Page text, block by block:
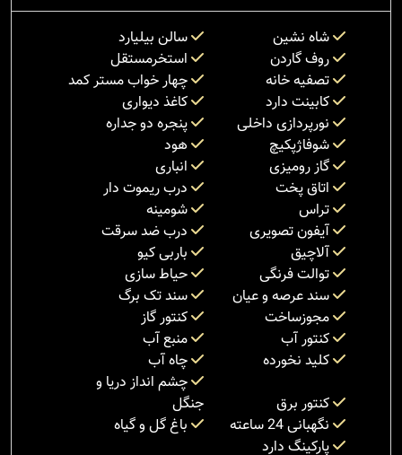
شاه نشین
سالن بیلیارد
روف گاردن
استخرمستقل
تصفیه خانه
چهار خواب مستر کمد
کابینت دارد
کاغذ دیواری
نورپردازی داخلی
پنجره دو جداره
شوفاژپکیچ
هود
گاز رومیزی
انباری
اتاق پخت
درب ریموت دار
تراس
شومینه
آیفون تصویری
درب ضد سرقت
آلاچیق
باربی کیو
توالت فرنگی
حیاط سازی
سند عرصه و عیان
سند تک برگ
مجوزساخت
کنتور گاز
کنتور آب
منبع آب
کلید نخورده
چاه آب
کنتور برق
چشم انداز دریا و
جنگل
نگهبانی 24 ساعته
باغ گل و گیاه
پارکینگ دارد